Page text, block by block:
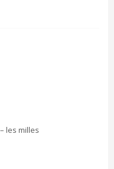
les milles